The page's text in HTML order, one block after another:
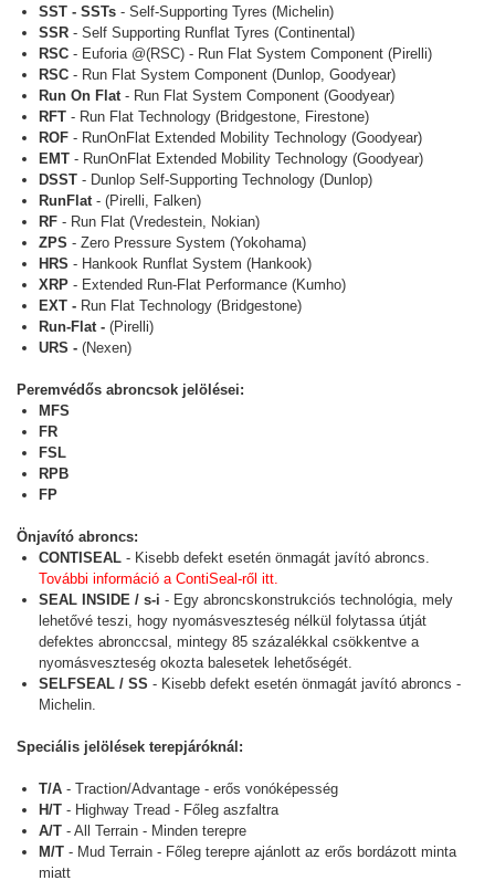
SST - SSTs - Self-Supporting Tyres (Michelin)
SSR - Self Supporting Runflat Tyres (Continental)
RSC - Euforia @(RSC) - Run Flat System Component (Pirelli)
RSC - Run Flat System Component (Dunlop, Goodyear)
Run On Flat- Run Flat System Component (Goodyear)
RFT - Run Flat Technology (Bridgestone, Firestone)
ROF - RunOnFlat Extended Mobility Technology (Goodyear)
EMT - RunOnFlat Extended Mobility Technology (Goodyear)
DSST - Dunlop Self-Supporting Technology (Dunlop)
RunFlat- (Pirelli, Falken)
RF - Run Flat (Vredestein, Nokian)
ZPS - Zero Pressure System (Yokohama)
HRS - Hankook Runflat System (Hankook)
XRP - Extended Run-Flat Performance (Kumho)
EXT - Run Flat Technology (Bridgestone)
Run-Flat - (Pirelli)
URS - (Nexen)
Peremvédős abroncsok jelölései:
MFS
FR
FSL
RPB
FP
Önjavító abroncs:
CONTISEAL - Kisebb defekt esetén önmagát javító abroncs.
További információ a ContiSeal-ről itt.
SEAL INSIDE / s-i - Egy abroncskonstrukciós technológia, mely
lehetővé teszi, hogy nyomásveszteség nélkül folytassa útját
defektes abronccsal, mintegy 85 százalékkal csökkentve a
nyomásveszteség okozta balesetek lehetőségét.
SELFSEAL / SS - Kisebb defekt esetén önmagát javító abroncs -
Michelin.
Speciális jelölések terepjáróknál:
T/A - Traction/Advantage - erős vonóképesség
H/T - Highway Tread - Főleg aszfaltra
A/T - All Terrain - Minden terepre
M/T - Mud Terrain - Főleg terepre ajánlott az erős bordázott minta
miatt